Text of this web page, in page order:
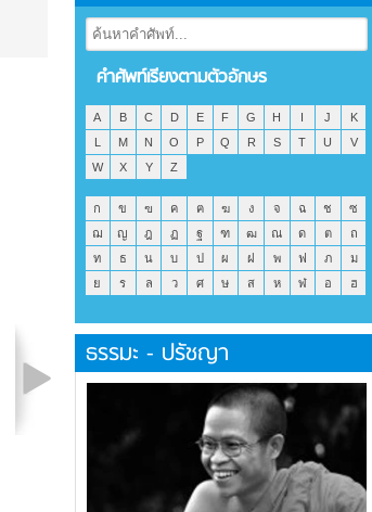
คำศัพท์เรียงตามตัวอักษร
A B C D E F G H I J
K
L
M N O P Q R S T U
V
W
X Y Z
ก ข ฃ ค ฅ ฆ ง จ ฉ ช
ซ
ฌ
ญ ฎ ฏ ฐ ฑ ฒ ณ ด ต
ถ
ท
ธ น บ ป ผ ฝ พ ฟ ภ
ม
ย
ร ล ว ศ ษ ส ห ฬ อ ฮ
ธรรมะ - ปรัชญา